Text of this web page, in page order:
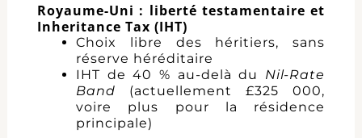
Royaume-Uni : liberté testamentaire et
Inheritance Tax (IHT)
Choix libre des héritiers, sans
réserve héréditaire
IHT de 40 % au-delà du Nil-Rate
Band (actuellement £325 000,
voire plus pour la résidence
principale)